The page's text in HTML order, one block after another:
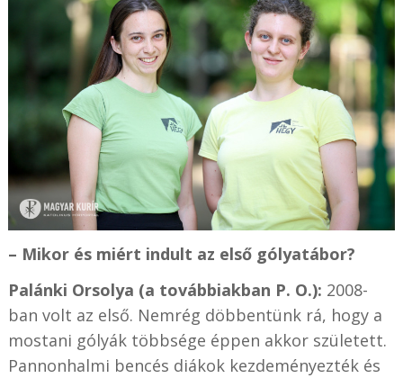
– Mikor és miért indult az első gólyatábor?
Palánki Orsolya (a továbbiakban P. O.): 2008-
ban volt az első. Nemrég döbbentünk rá, hogy a
mostani gólyák többsége éppen akkor született.
Pannonhalmi bencés diákok kezdeményezték és